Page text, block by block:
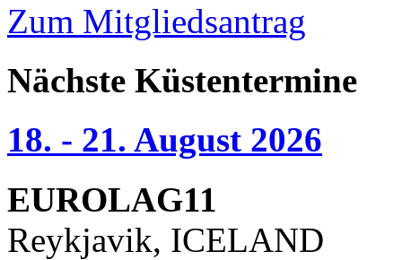
Zum Mitgliedsantrag
Nächste Küstentermine
18. - 21. August 2026
EUROLAG11
Reykjavik, ICELAND